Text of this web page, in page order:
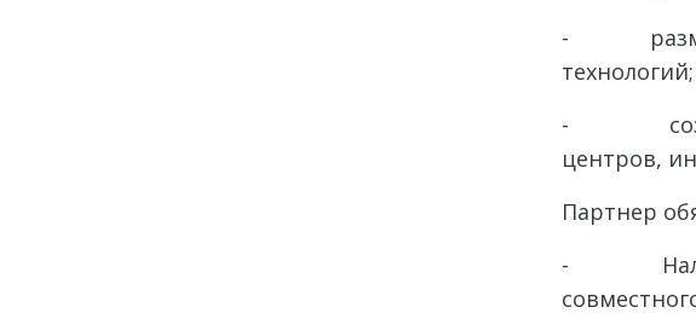
-
технологий;
-
центров,
Партнер
- Наличие